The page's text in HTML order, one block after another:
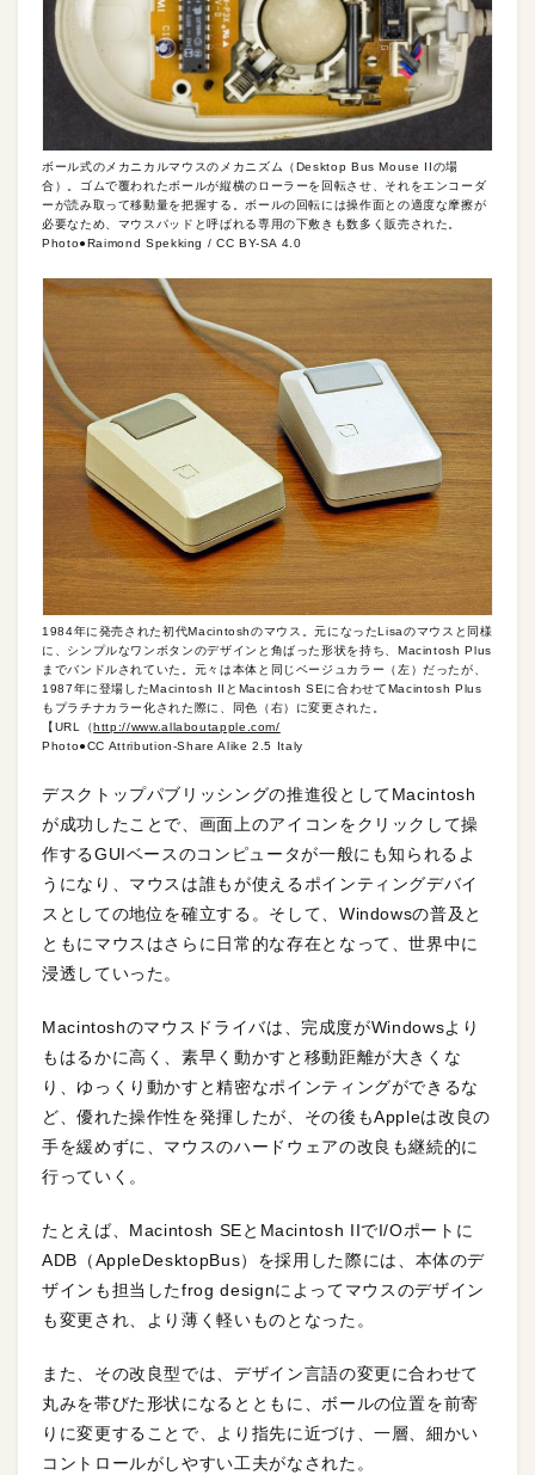
ボール式のメカニカルマウスのメカニズム（Desktop Bus Mouse IIの場
合）。ゴムで覆われたボールが縦横のローラーを回転させ、それをエンコーダ
ーが読み取って移動量を把握する。ボールの回転には操作面との適度な摩擦が
必要なため、マウスパッドと呼ばれる専用の下敷きも数多く販売された。
Photo●Raimond Spekking / CC BY-SA 4.0
1984年に発売された初代Macintoshのマウス。元になったLisaのマウスと同様
に、シンプルなワンボタンのデザインと角ばった形状を持ち、Macintosh Plus
までバンドルされていた。元々は本体と同じベージュカラー（左）だったが、
1987年に登場したMacintosh IIとMacintosh SEに合わせてMacintosh Plus
もプラチナカラー化された際に、同色（右）に変更された。
【URL（http://www.allaboutapple.com/
Photo●CC Attribution-Share Alike 2.5 Italy
デスクトップパブリッシングの推進役としてMacintosh
が成功したことで、画面上のアイコンをクリックして操
作するGUIベースのコンピュータが一般にも知られるよ
うになり、マウスは誰もが使えるポインティングデバイ
スとしての地位を確立する。そして、Windowsの普及と
ともにマウスはさらに日常的な存在となって、世界中に
浸透していった。
Macintoshのマウスドライバは、完成度がWindowsより
もはるかに高く、素早く動かすと移動距離が大きくな
り、ゆっくり動かすと精密なポインティングができるな
ど、優れた操作性を発揮したが、その後もAppleは改良の
手を緩めずに、マウスのハードウェアの改良も継続的に
行っていく。
たとえば、Macintosh SEとMacintosh IIでI/Oポートに
ADB（AppleDesktopBus）を採用した際には、本体のデ
ザインも担当したfrog designによってマウスのデザイン
も変更され、より薄く軽いものとなった。
また、その改良型では、デザイン言語の変更に合わせて
丸みを帯びた形状になるとともに、ボールの位置を前寄
りに変更することで、より指先に近づけ、一層、細かい
コントロールがしやすい工夫がなされた。